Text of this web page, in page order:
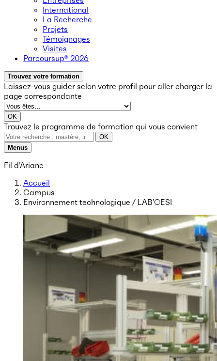
International
La Recherche
Projets
Témoignages
Visites
Parcoursup® 2026
Trouvez votre formation
Laissez-vous guider selon votre profil pour aller charger la
page correspondante
OK
Trouvez le programme de formation qui vous convient
OK
Menus
Fil d’Ariane
Accueil
Campus
Environnement technologique / LAB’CESI